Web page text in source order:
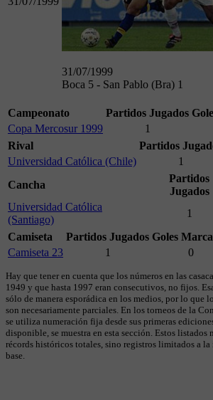
31/07/1999
Boca 5 - San Pablo (Bra) 1
Campeonato Partidos Jugados
Copa Mercosur 1999
1
Rival
Partidos
Universidad Católica (Chile)
1
Cancha
Partidos
Jugados
Universidad Católica
(Santiago)
1
Camiseta
Partidos Jugados Goles
Camiseta 23
1 0
Hay que tener en cuenta que los números en las
1949 y que hasta 1997 eran consecutivos, no fijos.
sólo de manera esporádica en los medios, por lo que
son necesariamente parciales. En los torneos de la
se utiliza numeración fija desde sus primeras
disponible, se muestra en esta sección. Estos listados
récords históricos totales, sino registros limitados a
base.